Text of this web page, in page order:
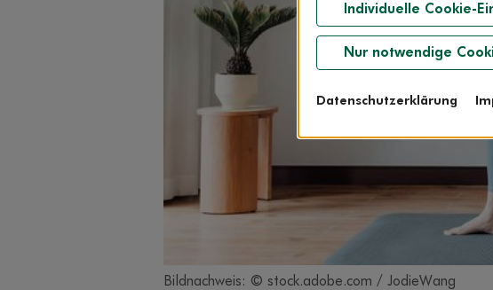
Bildnachweis: © stock.adobe.com / JodieWang
Individuelle Cookie-
Nur notwendige
Datenschutzerklärung